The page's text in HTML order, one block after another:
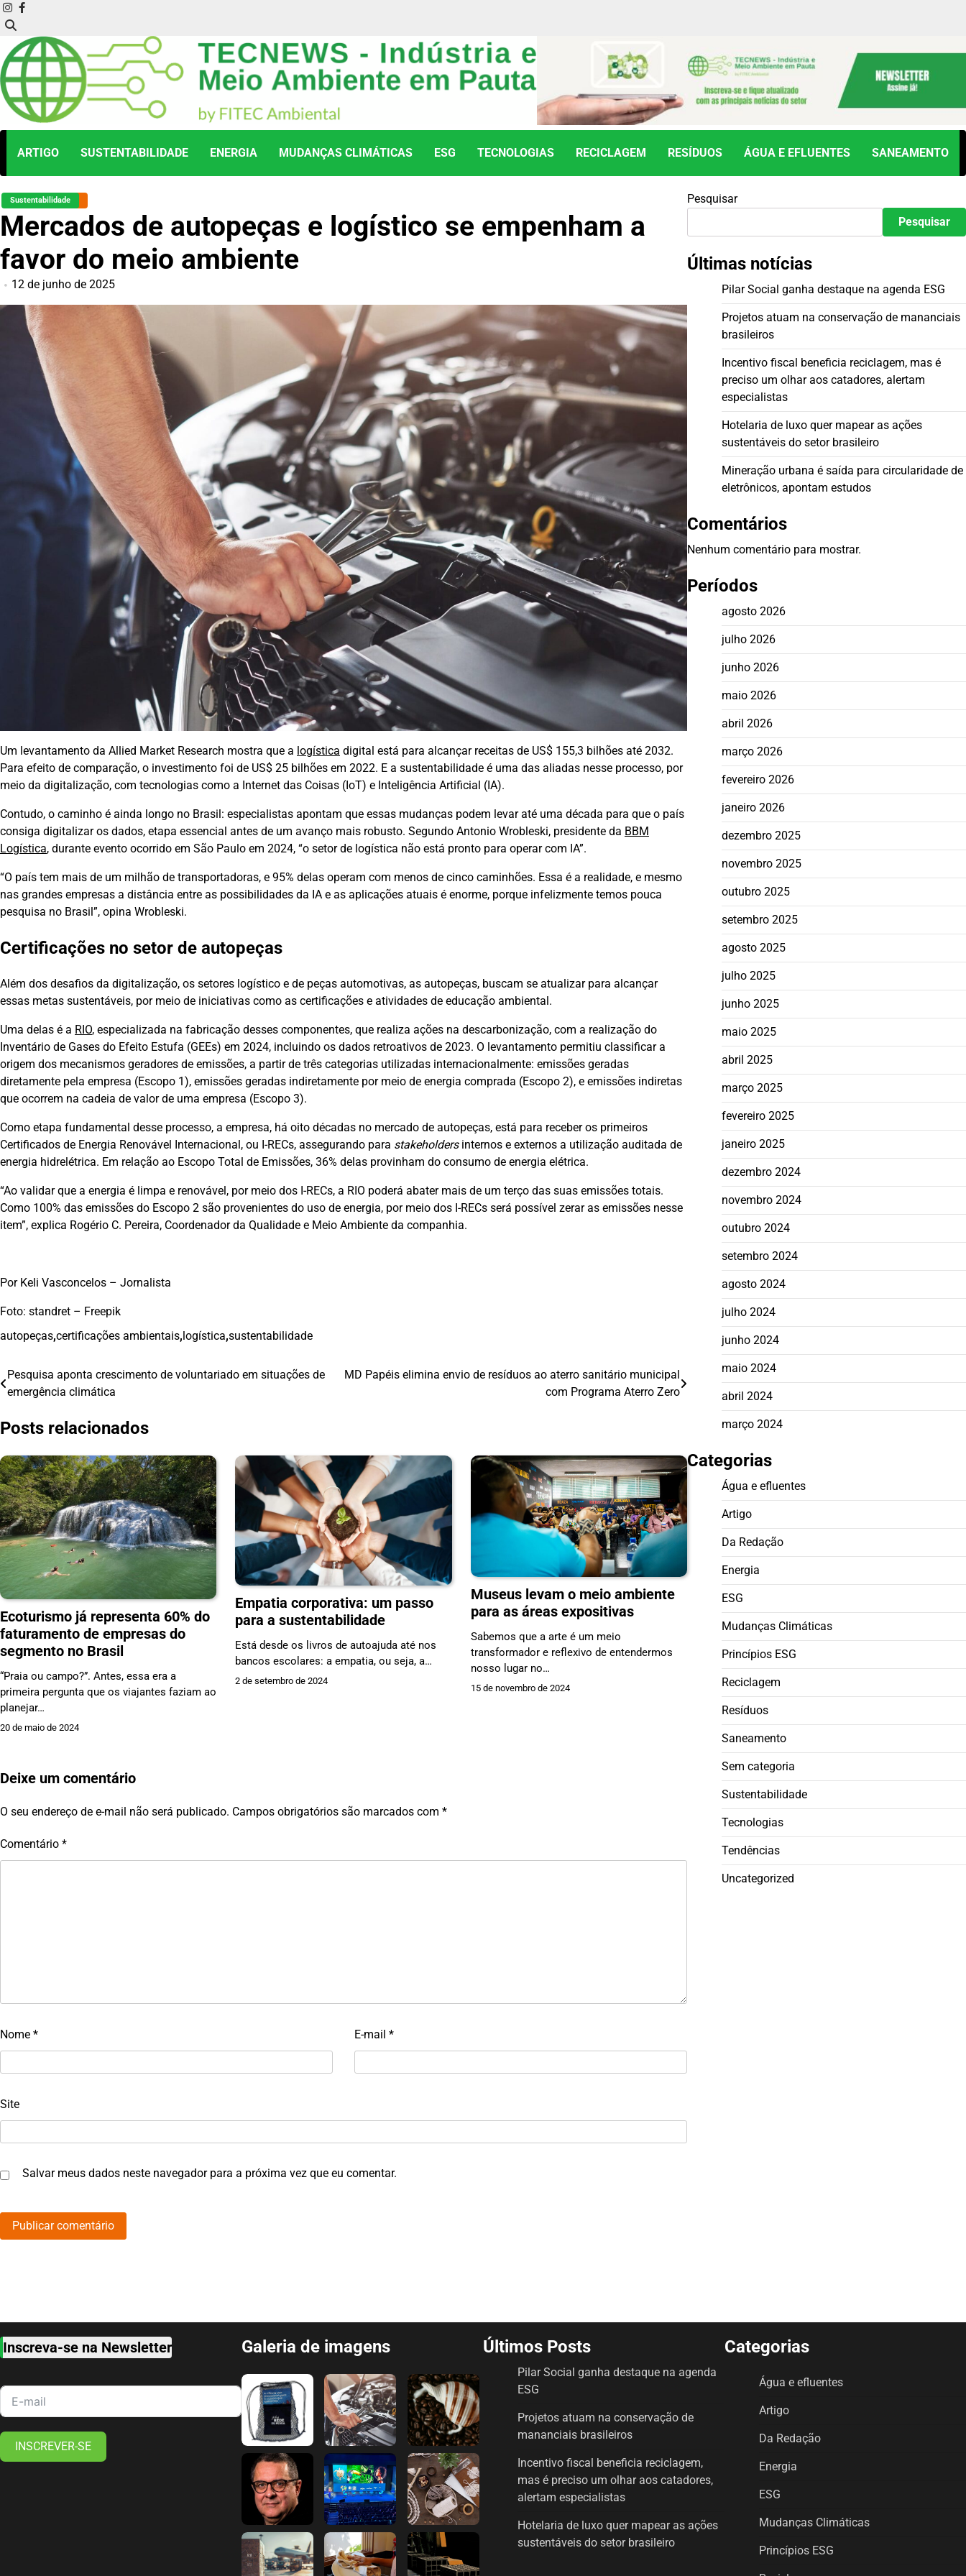
Skip
to
content
instagram
facebook
ARTIGO SUSTENTABILIDADE ENERGIA MUDANÇAS CLIMÁTICAS ESG TECNOLOGIAS RECICLAGEM RESÍDUOS ÁGUA E EFLUENTES SANEAMENTO
Sustentabilidade
Mercados de autopeças e logístico se empenham a
favor do meio ambiente
12 de junho de 2025
Um levantamento da Allied Market Research mostra que a logística digital está para alcançar receitas de US$ 155,3 bilhões até 2032.
Para efeito de comparação, o investimento foi de US$ 25 bilhões em 2022. E a sustentabilidade é uma das aliadas nesse processo, por
meio da digitalização, com tecnologias como a Internet das Coisas (IoT) e Inteligência Artificial (IA).
Contudo, o caminho é ainda longo no Brasil: especialistas apontam que essas mudanças podem levar até uma década para que o país
consiga digitalizar os dados, etapa essencial antes de um avanço mais robusto. Segundo Antonio Wrobleski, presidente da BBM
Logística, durante evento ocorrido em São Paulo em 2024, “o setor de logística não está pronto para operar com IA”.
“O país tem mais de um milhão de transportadoras, e 95% delas operam com menos de cinco caminhões. Essa é a realidade, e mesmo
nas grandes empresas a distância entre as possibilidades da IA e as aplicações atuais é enorme, porque infelizmente temos pouca
pesquisa no Brasil”, opina Wrobleski.
Certificações no setor de autopeças
Além dos desafios da digitalização, os setores logístico e de peças automotivas, as autopeças, buscam se atualizar para alcançar
essas metas sustentáveis, por meio de iniciativas como as certificações e atividades de educação ambiental.
Uma delas é a RIO, especializada na fabricação desses componentes, que realiza ações na descarbonização, com a realização do
Inventário de Gases do Efeito Estufa (GEEs) em 2024, incluindo os dados retroativos de 2023. O levantamento permitiu classificar a
origem dos mecanismos geradores de emissões, a partir de três categorias utilizadas internacionalmente: emissões geradas
diretamente pela empresa (Escopo 1), emissões geradas indiretamente por meio de energia comprada (Escopo 2), e emissões indiretas
que ocorrem na cadeia de valor de uma empresa (Escopo 3).
Como etapa fundamental desse processo, a empresa, há oito décadas no mercado de autopeças, está para receber os primeiros
Certificados de Energia Renovável Internacional, ou I-RECs, assegurando para stakeholdersinternos e externos a utilização auditada de
energia hidrelétrica. Em relação ao Escopo Total de Emissões, 36% delas provinham do consumo de energia elétrica.
“Ao validar que a energia é limpa e renovável, por meio dos I-RECs, a RIO poderá abater mais de um terço das suas emissões totais.
Como 100% das emissões do Escopo 2 são provenientes do uso de energia, por meio dos I-RECs será possível zerar as emissões nesse
item”, explica Rogério C. Pereira, Coordenador da Qualidade e Meio Ambiente da companhia.
Por Keli Vasconcelos – Jornalista
Foto: standret – Freepik
autopeças,certificações ambientais, logística,sustentabilidade
Navegação
Post
Pesquisa aponta crescimento de voluntariado em situações de
emergência climática
MD Papéis elimina envio de resíduos ao aterro sanitário municipal
com Programa Aterro Zero
Posts relacionados
Ecoturismo já representa 60% do
faturamento de empresas do
segmento no Brasil
“Praia ou campo?”. Antes, essa era a
primeira pergunta que os viajantes faziam ao
planejar…
20 de maio de 2024
Empatia corporativa: um passo
para a sustentabilidade
Está desde os livros de autoajuda até nos
bancos escolares: a empatia, ou seja, a…
2 de setembro de 2024
Museus levam o meio ambiente
para as áreas expositivas
Sabemos que a arte é um meio
transformador e reflexivo de entendermos
nosso lugar no…
15 de novembro de 2024
Deixe um comentário
O seu endereço de e-mail não será publicado. Campos obrigatórios são marcados com *
Comentário *
Nome * E-mail *
Site
Salvar meus dados neste navegador para a próxima vez que eu comentar.
Pesquisar
Pesquisar
Últimas notícias
Pilar Social ganha destaque na agenda ESG
Projetos atuam na conservação de mananciais
brasileiros
Incentivo fiscal beneficia reciclagem, mas é
preciso um olhar aos catadores, alertam
especialistas
Hotelaria de luxo quer mapear as ações
sustentáveis do setor brasileiro
Mineração urbana é saída para circularidade de
eletrônicos, apontam estudos
Comentários
Nenhum comentário para mostrar.
Períodos
agosto 2026
julho 2026
junho 2026
maio 2026
abril 2026
março 2026
fevereiro 2026
janeiro 2026
dezembro 2025
novembro 2025
outubro 2025
setembro 2025
agosto 2025
julho 2025
junho 2025
maio 2025
abril 2025
março 2025
fevereiro 2025
janeiro 2025
dezembro 2024
novembro 2024
outubro 2024
setembro 2024
agosto 2024
julho 2024
junho 2024
maio 2024
abril 2024
março 2024
Categorias
Água e efluentes
Artigo
Da Redação
Energia
ESG
Mudanças Climáticas
Princípios ESG
Reciclagem
Resíduos
Saneamento
Sem categoria
Sustentabilidade
Tecnologias
Tendências
Uncategorized
Inscreva-se na Newsletter
INSCREVER-SE
Galeria de imagens Últimos Posts
Pilar Social ganha destaque na agenda
ESG
Projetos atuam na conservação de
mananciais brasileiros
Incentivo fiscal beneficia reciclagem,
mas é preciso um olhar aos catadores,
alertam especialistas
Hotelaria de luxo quer mapear as ações
sustentáveis do setor brasileiro
Categorias
Água e efluentes
Artigo
Da Redação
Energia
ESG
Mudanças Climáticas
Princípios ESG